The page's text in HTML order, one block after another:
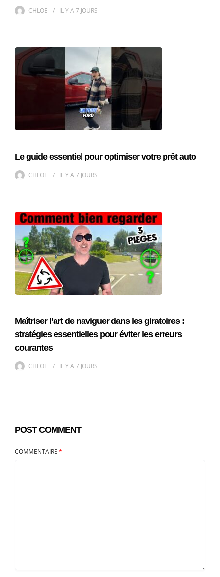
CHLOE IL Y A7 JOURS
Le guide essentiel pour optimiser votre prêt auto
CHLOE IL Y A7 JOURS
Maîtriser l’art de naviguer dans les giratoires :
stratégies essentielles pour éviter les erreurs
courantes
CHLOE IL Y A7 JOURS
POST COMMENT
COMMENTAIRE *